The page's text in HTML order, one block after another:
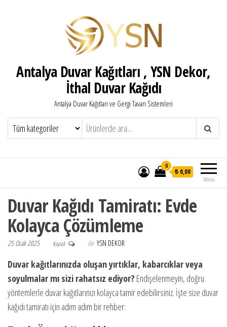
Antalya Duvar Kağıtları , YSN Dekor,
İthal Duvar Kağıdı
Antalya Duvar Kağıtları ve Gergi Tavan Sistemleri
Menü
0
₺ 0,00
Duvar Kağıdı Tamiratı: Evde
Kolayca Çözümleme
25 Ocak 2025 Kapalı ile YSN DEKOR
Duvar kağıtlarınızda oluşan yırtıklar, kabarcıklar veya
soyulmalar mı sizi rahatsız ediyor? Endişelenmeyin, doğru
yöntemlerle duvar kağıtlarınızı kolayca tamir edebilirsiniz. İşte size duvar
kağıdı tamiratı için adım adım bir rehber: